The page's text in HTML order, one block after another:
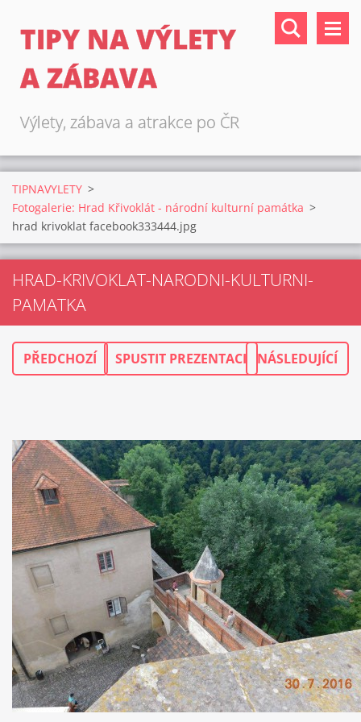
TIPY NA VÝLETY
A ZÁBAVA
Výlety, zábava a atrakce po ČR
TIPNAVYLETY >
Fotogalerie: Hrad Křivoklát - národní kulturní památka >
hrad krivoklat facebook333444.jpg
HRAD-KRIVOKLAT-NARODNI-KULTURNI-
PAMATKA
PŘEDCHOZÍ SPUSTIT PREZENTACI NÁSLEDUJÍCÍ